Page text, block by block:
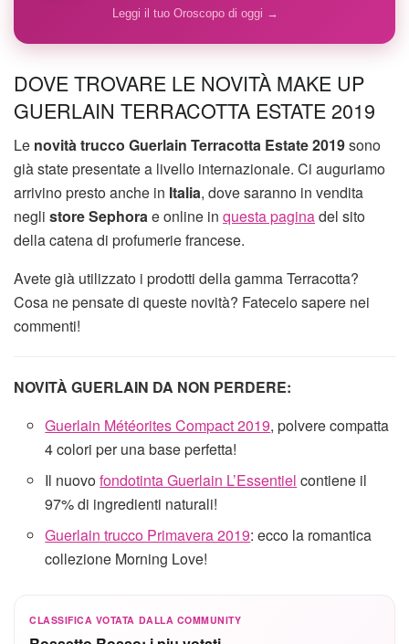
Leggi il tuo Oroscopo di oggi →
DOVE TROVARE LE NOVITÀ MAKE UP
GUERLAIN TERRACOTTA ESTATE 2019
Le novità trucco Guerlain Terracotta Estate 2019sono
già state presentate a livello internazionale. Ci auguriamo
arrivino presto anche in Italia, dove saranno in vendita
negli store Sephorae online in questa paginadel sito
della catena di profumerie francese.
Avete già utilizzato i prodotti della gamma Terracotta?
Cosa ne pensate di queste novità? Fatecelo sapere nei
commenti!
NOVITÀ GUERLAIN DA NON PERDERE:
Guerlain Météorites Compact 2019, polvere compatta
4 colori per una base perfetta!
Il nuovofondotinta Guerlain L’Essentiel contiene il
97% di ingredienti naturali!
Guerlain trucco Primavera 2019: ecco la romantica
collezione Morning Love!
CLASSIFICA VOTATA DALLA COMMUNITY